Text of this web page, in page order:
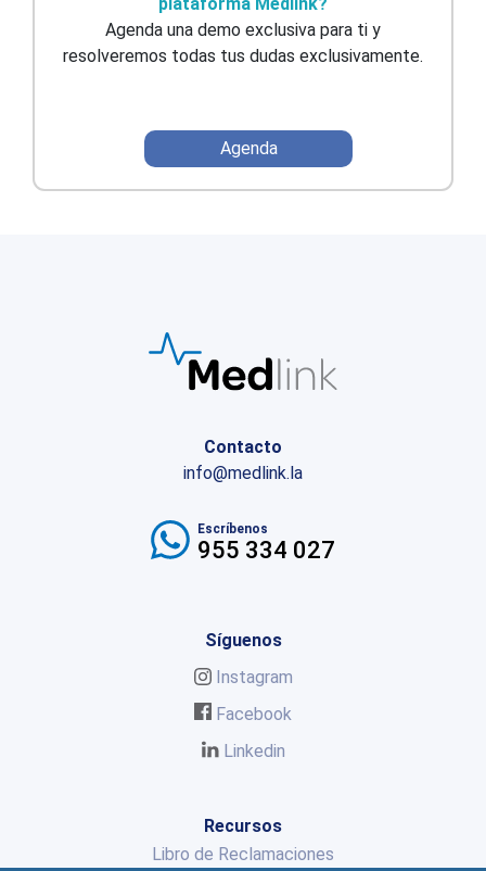
Agenda una demo exclusiva para ti y
resolveremos todas tus dudas exclusivamente.
Agenda
Contacto
info@medlink.la
Escríbenos
955 334 027
Síguenos
Instagram
Facebook
Linkedin
Recursos
Libro de Reclamaciones